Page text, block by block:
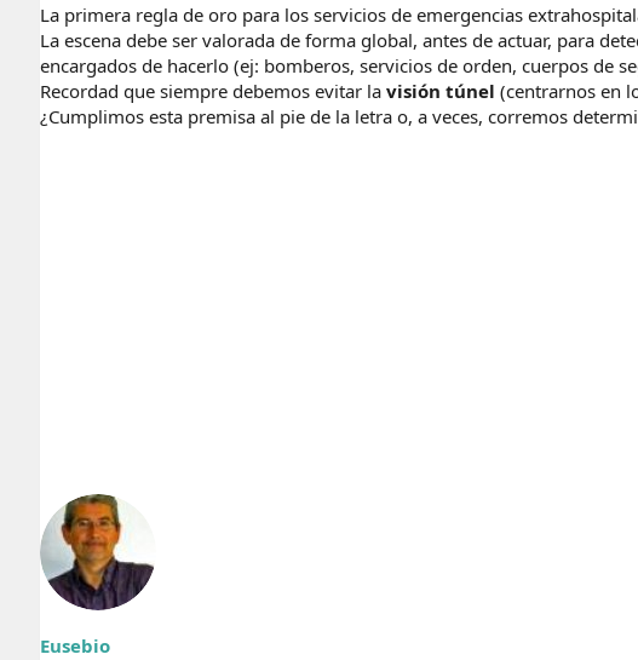
La primera regla de oro para los servicios de emergencias
La escena debe ser valorada de forma global, antes de actuar, para
encargados de hacerlo (ej: bomberos, servicios de orden, cuerpos de
Recordad que siempre debemos evitar la visión túnel (centrarnos en
¿Cumplimos esta premisa al pie de la letra o, a veces, corremos
Eusebio